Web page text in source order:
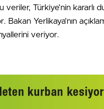
veriler, Türkiye’nin kararlı
Yerlikaya’nın
veriyor.